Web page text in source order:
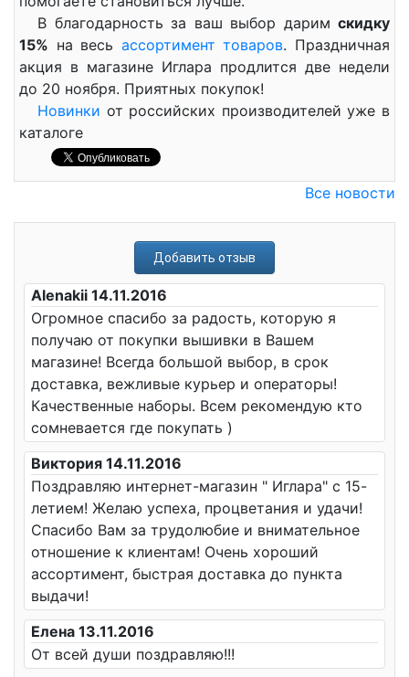
В благодарность за ваш выбор дарим скидку
15% на весь ассортимент товаров. Праздничная
акция в магазине Иглара продлится две недели
до 20 ноября. Приятных покупок!
Новинки от российских производителей уже в
каталоге
Все новости
Добавить отзыв
Alenakii 14.11.2016
Огромное спасибо за радость, которую я
получаю от покупки вышивки в Вашем
магазине! Всегда большой выбор, в срок
доставка, вежливые курьер и операторы!
Качественные наборы. Всем рекомендую кто
сомневается где покупать )
Виктория 14.11.2016
Поздравляю интернет-магазин " Иглара" с 15-
летием! Желаю успеха, процветания и удачи!
Спасибо Вам за трудолюбие и внимательное
отношение к клиентам! Очень хороший
ассортимент, быстрая доставка до пункта
выдачи!
Елена 13.11.2016
От всей души поздравляю!!!